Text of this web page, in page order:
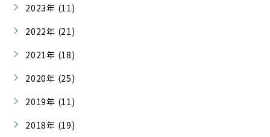
2023年 (11)
2022年 (21)
2021年 (18)
2020年 (25)
2019年 (11)
2018年 (19)